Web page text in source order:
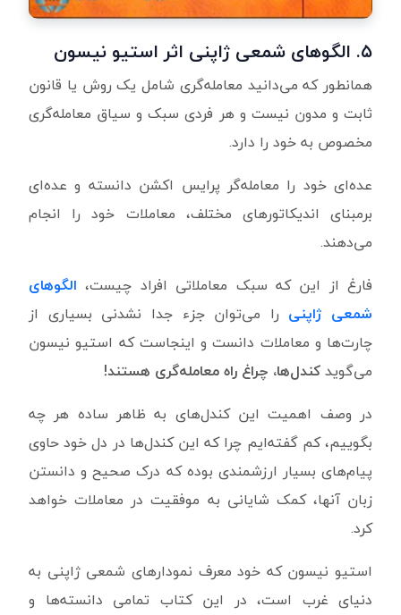
۵. الگوهای شمعی ژاپنی اثر استیو نیسون
همانطور که می‌دانید معامله‌گری شامل یک روش یا قانون
ثابت و مدون نیست و هر فردی سبک و سیاق معامله‌گری
مخصوص به خود را دارد.
عده‌ای خود را معامله‌گر پرایس اکشن دانسته و عده‌ای
برمبنای اندیکاتورهای مختلف، معاملات خود را انجام
می‌دهند.
فارغ از این که سبک معاملاتی افراد چیست، الگوهای
شمعی ژاپنی را می‌توان جزء جدا نشدنی بسیاری از
چارت‌ها و معاملات دانست و اینجاست که استیو نیسون
می‌گویدکندل‌ها، چراغ راه معامله‌گری هستند!
در وصف اهمیت این کندل‌های به ظاهر ساده هر چه
بگوییم، کم گفته‌ایم چرا که این کندل‌ها در دل خود حاوی
پیام‌های بسیار ارزشمندی بوده که درک صحیح و دانستن
زبان آنها، کمک شایانی به موفقیت در معاملات خواهد
کرد.
استیو نیسون که خود معرف نمودارهای شمعی ژاپنی به
دنیای غرب است، در این کتاب تمامی دانسته‌ها و